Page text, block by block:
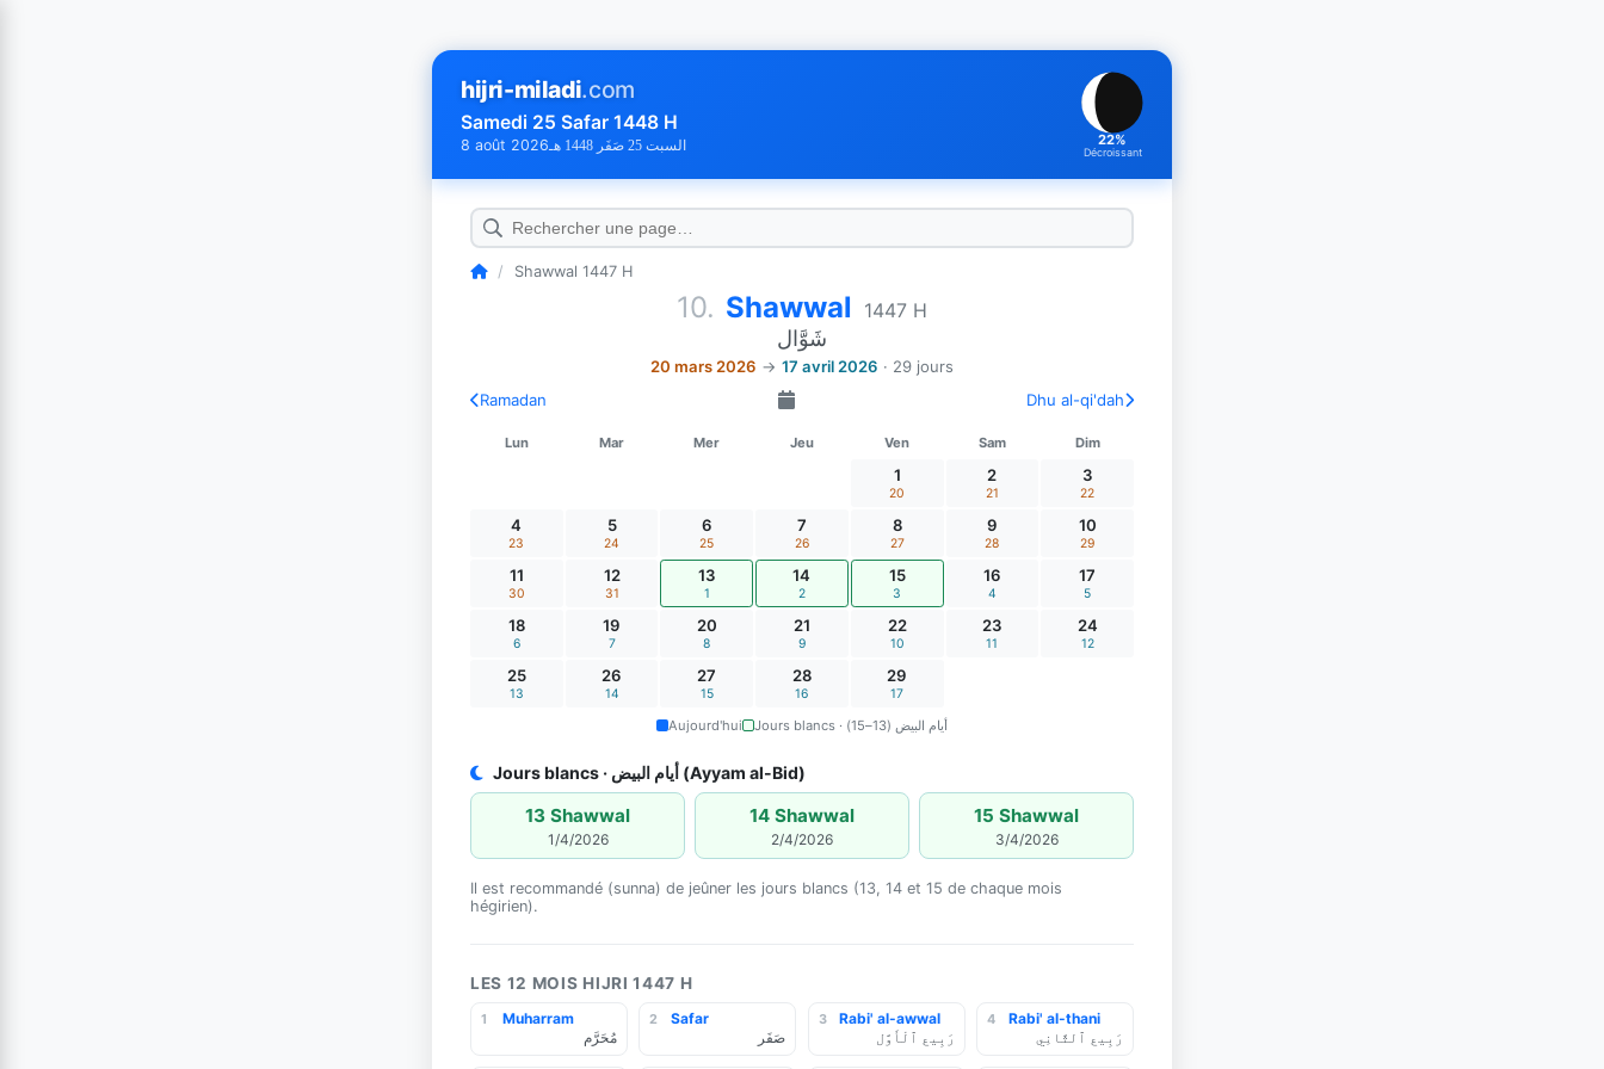
hijri-miladi.com
Samedi 25 Safar 1448 H
8 août 2026 السبت 25 صَفَر 1448 هـ 22%
Décroissant
/ Shawwal 1447 H
10. Shawwal 1447 H
شَوَّال
20 mars 2026 → 17 avril 2026 · 29 jours
Ramadan
Dhu al-qi'dah
Lun Mar Mer Jeu Ven Sam Dim
1
20
2
21
3
22
4
23
5
24
6
25
7
26
8
27
9
28
10
29
11
30
12
31
13
1
14
2
15
3
16
4
17
5
18
6
19
7
20
8
21
9
22
10
23
11
24
12
25
13
26
14
27
15
28
16
29
17
Aujourd'hui Jours blancs · أيام البيض (13–15)
Jours blancs · أيام البيض (Ayyam al-Bid)
13 Shawwal
1/4/2026
14 Shawwal
2/4/2026
15 Shawwal
3/4/2026
Il est recommandé (sunna) de jeûner les jours blancs (13, 14 et 15 de chaque mois
hégirien).
LES 12 MOIS HIJRI 1447 H
1 Muharram
مُحَرَّم
2 Safar
صَفَر
3 Rabi' al-awwal
رَبِيع ٱلْأَوَّل
4 Rabi' al-thani
رَبِيع ٱلثَّانِي